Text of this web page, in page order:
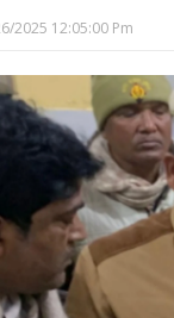
2025 12:05:00 Pm